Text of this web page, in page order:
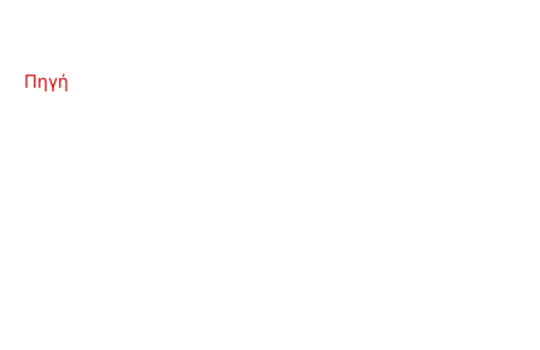
Πηγή